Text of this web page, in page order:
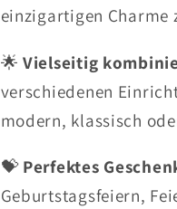
einzigartigen Charme
🌟Vielseitig
verschiedenen
modern, klassisch
💝Perfektes
Geburtstagsfeiern,